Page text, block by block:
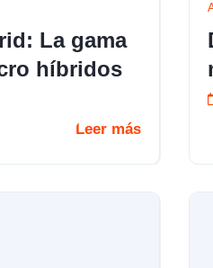
La gama
híbridos
Leer más